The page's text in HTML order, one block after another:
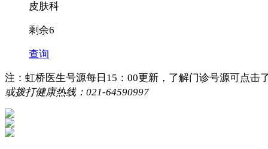
皮肤科
剩余6
查询
注：虹桥医生号源每日15：00更新，了解门诊号源可点击
或拨打健康热线：021-64590997